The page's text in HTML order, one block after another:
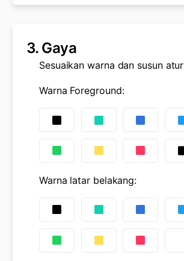
3. Gaya
Sesuaikan warna dan susun atur
Warna Foreground:
Warna latar belakang: